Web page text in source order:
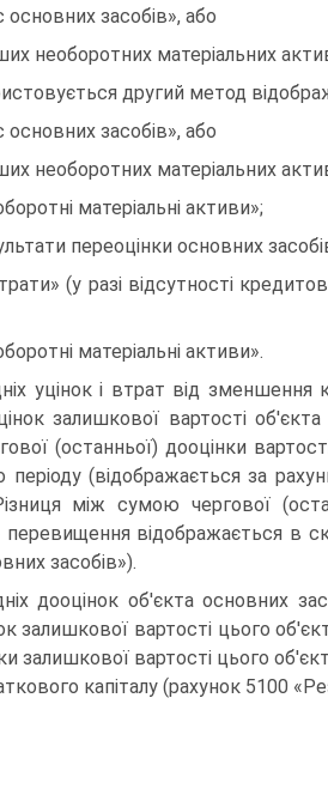
засобів», або
необоротних матеріальних
другий метод
засобів», або
необоротних матеріальних
матеріальні активи»;
переоцінки основних
(у разі відсутності
матеріальні активи».
уцінок і втрат від
залишкової вартості
(останньої) дооцінки
періоду (відображається за
між сумою чергової
відображається в
засобів»).
дооцінок об'єкта основних
залишкової вартості цього
залишкової вартості цього
капіталу (рахунок 5100